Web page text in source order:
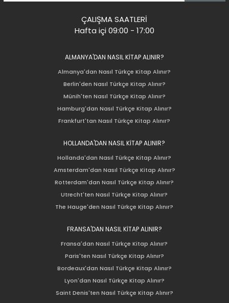
ÇALIŞMA SAATLERİ
Hafta içi 09:00 - 17:00
ALMANYA'DAN NASIL KİTAP ALINIR?
Almanya'dan Nasıl Türkçe Kitap Alınır?
Berlin'den Nasıl Türkçe Kitap Alınır?
Münih'ten Nasıl Türkçe Kitap Alınır?
Hamburg'dan Nasıl Türkçe Kitap Alınır?
Frankfurt'tan Nasıl Türkçe Kitap Alınır?
HOLLANDA'DAN NASIL KİTAP ALINIR?
Hollanda'dan Nasıl Türkçe Kitap Alınır?
Amsterdam'dan Nasıl Türkçe Kitap Alınır?
Rotterdam'dan Nasıl Türkçe Kitap Alınır?
Utrecht'ten Nasıl Türkçe Kitap Alınır?
The Hauge'den Nasıl Türkçe Kitap Alınır?
FRANSA'DAN NASIL KİTAP ALINIR?
Fransa'dan Nasıl Türkçe Kitap Alınır?
Paris'ten Nasıl Türkçe Kitap Alınır?
Bordeaux'dan Nasıl Türkçe Kitap Alınır?
Lyon'dan Nasıl Türkçe Kitap Alınır?
Saint Denis'ten Nasıl Türkçe Kitap Alınır?